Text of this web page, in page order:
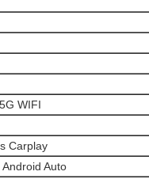
WIFI
Carplay
Auto